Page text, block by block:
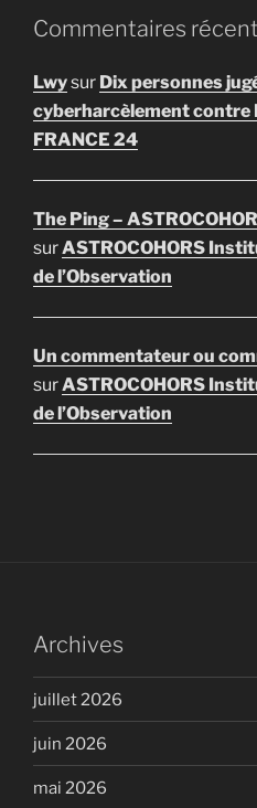
Commentaires
Lwysur Dix personnes
cyberharcèlement contre
FRANCE 24
The Ping –
surASTROCOHORS
de l’Observation
Un commentateur ou
surASTROCOHORS
de l’Observation
Archives
juillet 2026
juin 2026
mai 2026